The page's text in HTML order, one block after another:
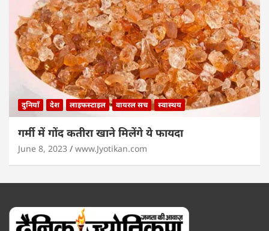
दुनियाँ देश लाइफस्टाइल वायरल सच स्वास्थय
गर्मी में गोंद कतीरा खाने मिलेंगे ये फायदा
June 8, 2023 www.Jyotikan.com